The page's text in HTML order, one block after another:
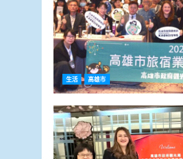
生活 高雄市